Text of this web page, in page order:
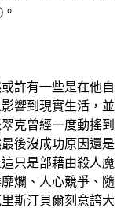
許有一些是在他自
響到現實生活，並
克曾經一度動搖到
後沒成功原因還是
只是部藉由殺人魔
爛、人心競爭、隨
斯汀貝爾刻意誇大